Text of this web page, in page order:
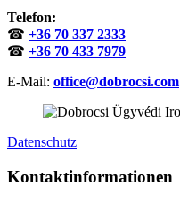
Telefon:
☎ +36 70 337 2333
☎ +36 70 433 7979
E-Mail: office@dobrocsi.com
Datenschutz
Kontaktinformationen